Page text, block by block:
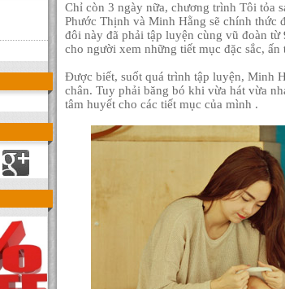
Chỉ còn 3 ngày nữa, chương trình Tôi tỏa
Phước Thịnh và Minh Hằng sẽ chính thức
đôi này đã phải tập luyện cùng vũ đoàn từ
cho người xem những tiết mục đặc sắc, ấn
Được biết, suốt quá trình tập luyện, Minh
chân. Tuy phải băng bó khi vừa hát vừa
tâm huyết cho các tiết mục của mình .